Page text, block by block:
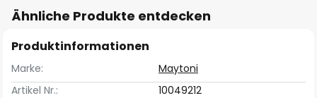
Ähnliche Produkte entdecken
Produktinformationen
Marke:
Maytoni
Artikel Nr.:
10049212